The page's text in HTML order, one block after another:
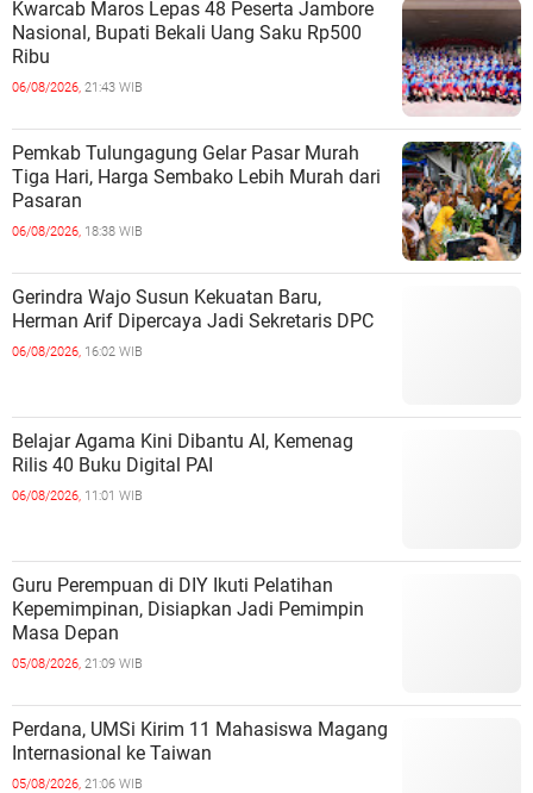
Kwarcab Maros Lepas 48 Peserta Jambore
Nasional, Bupati Bekali Uang Saku Rp500
Ribu
06/08/2026, 21:43 WIB
Pemkab Tulungagung Gelar Pasar Murah
Tiga Hari, Harga Sembako Lebih Murah dari
Pasaran
06/08/2026, 18:38 WIB
Gerindra Wajo Susun Kekuatan Baru,
Herman Arif Dipercaya Jadi Sekretaris DPC
06/08/2026, 16:02 WIB
Belajar Agama Kini Dibantu AI, Kemenag
Rilis 40 Buku Digital PAI
06/08/2026, 11:01 WIB
Guru Perempuan di DIY Ikuti Pelatihan
Kepemimpinan, Disiapkan Jadi Pemimpin
Masa Depan
05/08/2026, 21:09 WIB
Perdana, UMSi Kirim 11 Mahasiswa Magang
Internasional ke Taiwan
05/08/2026, 21:06 WIB